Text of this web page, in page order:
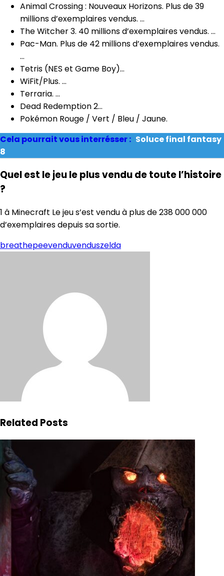
Animal Crossing : Nouveaux Horizons. Plus de 39
millions d’exemplaires vendus. …
The Witcher 3. 40 millions d’exemplaires vendus. …
Pac-Man. Plus de 42 millions d’exemplaires vendus.
…
Tetris (NES et Game Boy)…
WiFit/Plus. …
Terraria. …
Dead Redemption 2…
Pokémon Rouge / Vert / Bleu / Jaune.
Cela pourrait vous interrésser : Soluce final fantasy
8
Quel est le jeu le plus vendu de toute l’histoire
?
1 â Minecraft Le jeu s’est vendu à plus de 238 000 000
d’exemplaires depuis sa sortie.
breathepeevenduvenduszelda
Related Posts